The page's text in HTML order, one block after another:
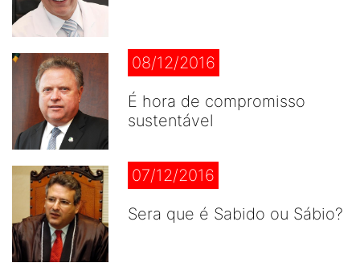
08/12/2016
É hora de compromisso
sustentável
07/12/2016
Sera que é Sabido ou Sábio?